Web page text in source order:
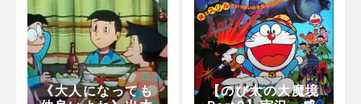
《大人になっても
【のび太の大魔境